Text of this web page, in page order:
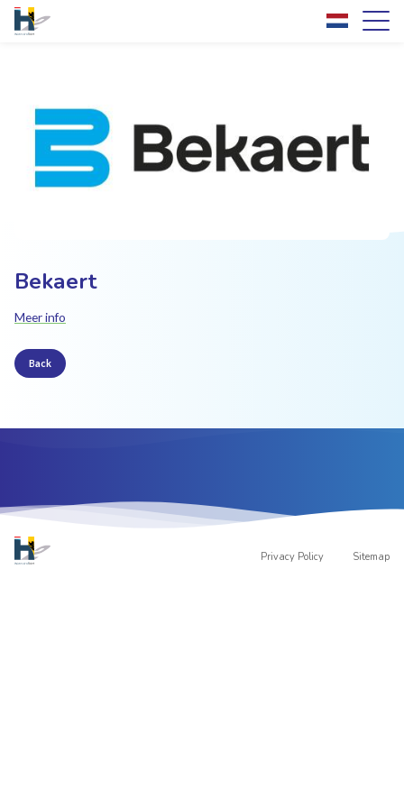
Bekaert
Meer info
Back
Privacy Policy Sitemap